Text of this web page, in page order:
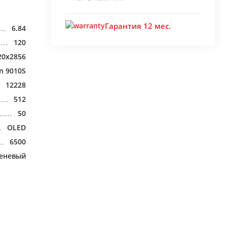
6.84
120
9010S
12228
512
50
OLED
6500
Гарантия 12 мес.